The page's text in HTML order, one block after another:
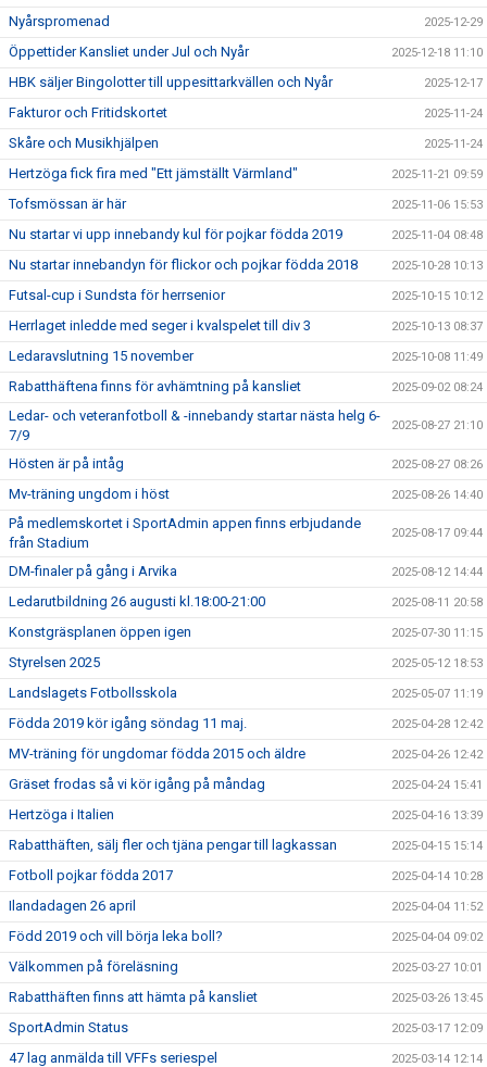
Nyårspromenad 2025-12-29
Öppettider Kansliet under Jul och Nyår 2025-12-18 11:10
HBK säljer Bingolotter till uppesittarkvällen och Nyår 2025-12-17
Fakturor och Fritidskortet 2025-11-24
Skåre och Musikhjälpen 2025-11-24
Hertzöga fick fira med "Ett jämställt Värmland" 2025-11-21 09:59
Tofsmössan är här 2025-11-06 15:53
Nu startar vi upp innebandy kul för pojkar födda 2019 2025-11-04 08:48
Nu startar innebandyn för flickor och pojkar födda 2018 2025-10-28 10:13
Futsal-cup i Sundsta för herrsenior 2025-10-15 10:12
Herrlaget inledde med seger i kvalspelet till div 3 2025-10-13 08:37
Ledaravslutning 15 november 2025-10-08 11:49
Rabatthäftena finns för avhämtning på kansliet 2025-09-02 08:24
Ledar- och veteranfotboll & -innebandy startar nästa helg 6-
7/9
2025-08-27 21:10
Hösten är på intåg 2025-08-27 08:26
Mv-träning ungdom i höst 2025-08-26 14:40
På medlemskortet i SportAdmin appen finns erbjudande
från Stadium
2025-08-17 09:44
DM-finaler på gång i Arvika 2025-08-12 14:44
Ledarutbildning 26 augusti kl.18:00-21:00 2025-08-11 20:58
Konstgräsplanen öppen igen 2025-07-30 11:15
Styrelsen 2025 2025-05-12 18:53
Landslagets Fotbollsskola 2025-05-07 11:19
Födda 2019 kör igång söndag 11 maj. 2025-04-28 12:42
MV-träning för ungdomar födda 2015 och äldre 2025-04-26 12:42
Gräset frodas så vi kör igång på måndag 2025-04-24 15:41
Hertzöga i Italien 2025-04-16 13:39
Rabatthäften, sälj fler och tjäna pengar till lagkassan 2025-04-15 15:14
Fotboll pojkar födda 2017 2025-04-14 10:28
Ilandadagen 26 april 2025-04-04 11:52
Född 2019 och vill börja leka boll? 2025-04-04 09:02
Välkommen på föreläsning 2025-03-27 10:01
Rabatthäften finns att hämta på kansliet 2025-03-26 13:45
SportAdmin Status 2025-03-17 12:09
47 lag anmälda till VFFs seriespel 2025-03-14 12:14